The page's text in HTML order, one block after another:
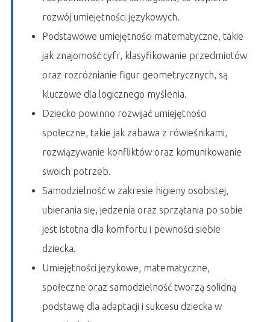
rozwój umiejętności językowych.
Podstawowe umiejętności matematyczne, takie
jak znajomość cyfr, klasyfikowanie przedmiotów
oraz rozróżnianie figur geometrycznych, są
kluczowe dla logicznego myślenia.
Dziecko powinno rozwijać umiejętności
społeczne, takie jak zabawa z rówieśnikami,
rozwiązywanie konfliktów oraz komunikowanie
swoich potrzeb.
Samodzielność w zakresie higieny osobistej,
ubierania się, jedzenia oraz sprzątania po sobie
jest istotna dla komfortu i pewności siebie
dziecka.
Umiejętności językowe, matematyczne,
społeczne oraz samodzielność tworzą solidną
podstawę dla adaptacji i sukcesu dziecka w